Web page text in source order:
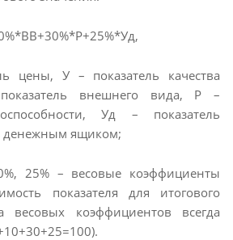
цены, У – показатель качества
внешнего вида, Р –
Уд – показатель
денежным ящиком;
25% – весовые коэффициенты
показателя для итогового
весовых коэффициентов всегда